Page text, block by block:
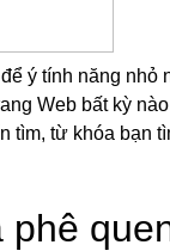
ý tính năng nhỏ
Web bất kỳ
tìm, từ khóa bạn